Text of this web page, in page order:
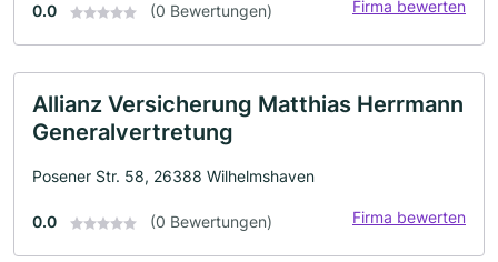
0.0 (0 Bewertungen) Firma bewerten
Allianz Versicherung Matthias Herrmann
Generalvertretung
Posener Str. 58, 26388 Wilhelmshaven
0.0 (0 Bewertungen) Firma bewerten